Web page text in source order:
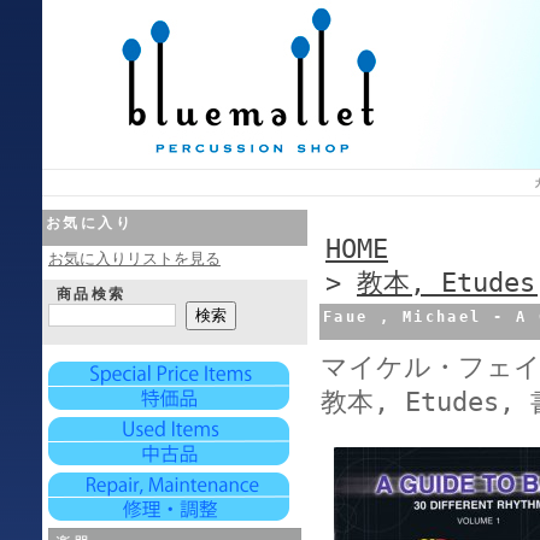
お気に入り
お気に入りリストを見る
商品検索
HOME
> 教本,
Faue , Michael - A
マイケル・フ
教本, Etudes,